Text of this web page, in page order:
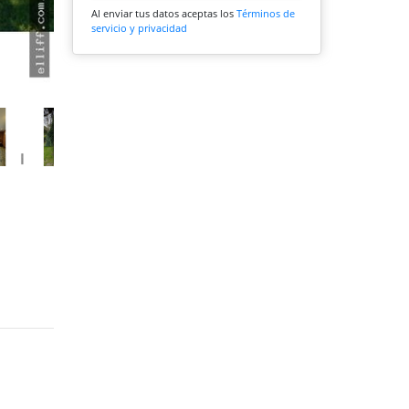
Al enviar tus datos aceptas los Términos de
servicio y privacidad